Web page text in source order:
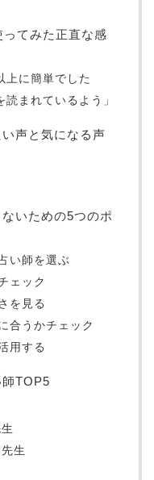
ってみた正直な感
上に簡単でした
まれているよう」
声と気になる声
いための5つのポ
い師を選ぶ
ェック
を見る
合うかチェック
用する
TOP5
生